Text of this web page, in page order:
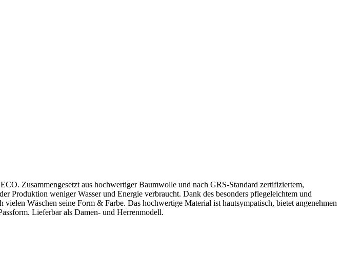
Zusammengesetzt aus hochwertiger Baumwolle und nach GRS-Standard zertifiziertem,
Produktion weniger Wasser und Energie verbraucht. Dank des besonders pflegeleichtem und
Wäschen seine Form & Farbe. Das hochwertige Material ist hautsympatisch, bietet angenehmen
Lieferbar als Damen- und Herrenmodell.